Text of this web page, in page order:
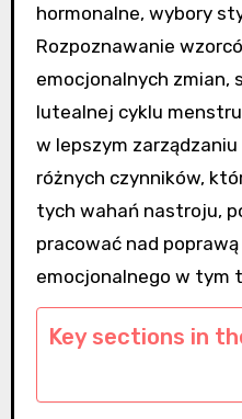
hormonalne, wybory
Rozpoznawanie
emocjonalnych zmian,
lutealnej cyklu
w lepszym
różnych czynników,
tych wahań nastroju,
pracować nad
emocjonalnego w tym
Key sections in